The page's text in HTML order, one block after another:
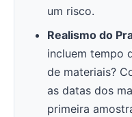
um risco.
Realismo do
incluem tempo
de materiais?
as datas dos
primeira